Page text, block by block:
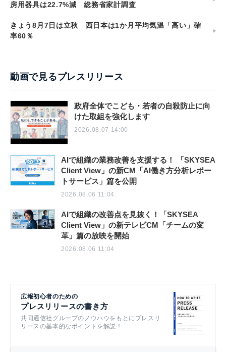
房用器具は22.7%減 総務省家計調査
きょう8月7日は立秋 西日本は1か月平均気温「高い」確
率60％
動画で見るプレスリリース
政府全体でこども・若者の自殺防止に向
けた取組を強化します
2026.08.07 14:00
AIで組織の業務改善を支援する！ 「SKYSEA
Client View」の新CM「AI働き方分析レポー
トサービス」篇を公開
2026.08.06 11:04
AIで組織の改善点を見抜く！「SKYSEA
Client View」の新テレビCM「チームの変
革」篇の放映を開始
2026.08.06 11:04
広報初心者のための
プレスリリースの書き方
共同通信社グループのノウハウをもとにプレスリ
リースの基本的なポイントを解説！